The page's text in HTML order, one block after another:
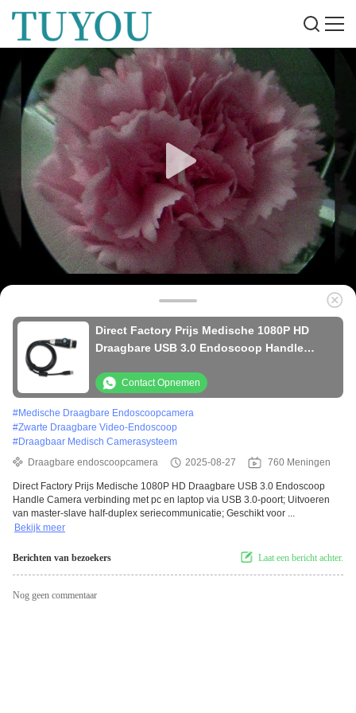
Direct Factory Prijs Medische 1080P HD
Draagbare USB 3.0 Endoscoop Handle
Contact Opnemen
#Medische Draagbare Endoscoopcamera
#Zwarte Draagbare Video-Endoscoop
#Draagbaar Medisch Camerasysteem
Draagbare endoscoopcamera
2025-08-27 760 Meningen
Direct Factory Prijs Medische 1080P HD Draagbare USB 3.0 Endoscoop
Handle Camera verbinding met pc en laptop via USB 3.0-poort; Uitvoeren
van master-slave half-duplex seriecommunicatie; Geschikt voor ...
Bekijk meer
Berichten van bezoekers Laat een bericht achter.
Nog geen commentaar